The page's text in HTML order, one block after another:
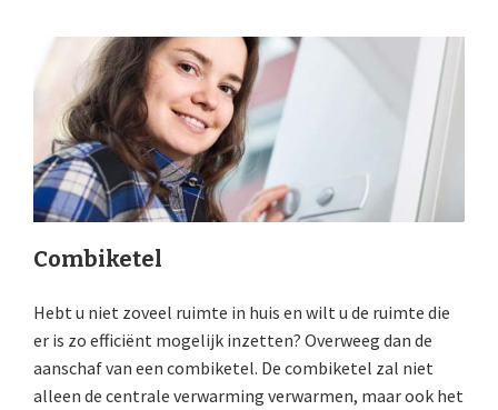
Combiketel
Hebt u niet zoveel ruimte in huis en wilt u de ruimte die
er is zo efficiënt mogelijk inzetten? Overweeg dan de
aanschaf van een combiketel. De combiketel zal niet
alleen de centrale verwarming verwarmen, maar ook het